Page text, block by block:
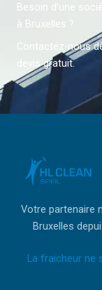
Besoin d’une
à Bruxelles ?
Contactez-nous
devis gratuit.
Votre partenaire
Bruxelles
La fraicheur ne